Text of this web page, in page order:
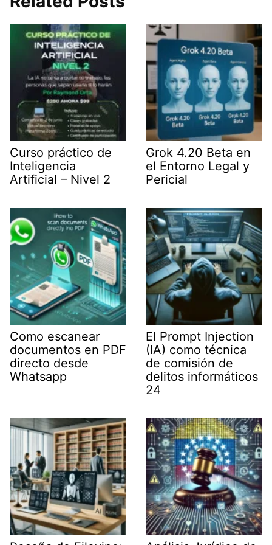
t
e
r
)
d
n
p
m
Curso práctico de
Inteligencia
Artificial – Nivel 2
Grok 4.20 Beta en
el Entorno Legal y
Pericial
Como escanear
documentos en PDF
directo desde
Whatsapp
El Prompt Injection
(IA) como técnica
de comisión de
delitos informáticos
24